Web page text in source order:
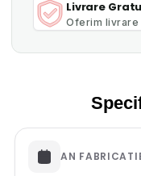
Livrare
Oferim livrare
AN